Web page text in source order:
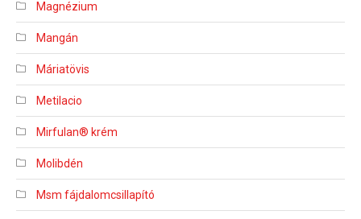
Magnézium
Mangán
Máriatövis
Metilacio
Mirfulan® krém
Molibdén
Msm fájdalomcsillapító